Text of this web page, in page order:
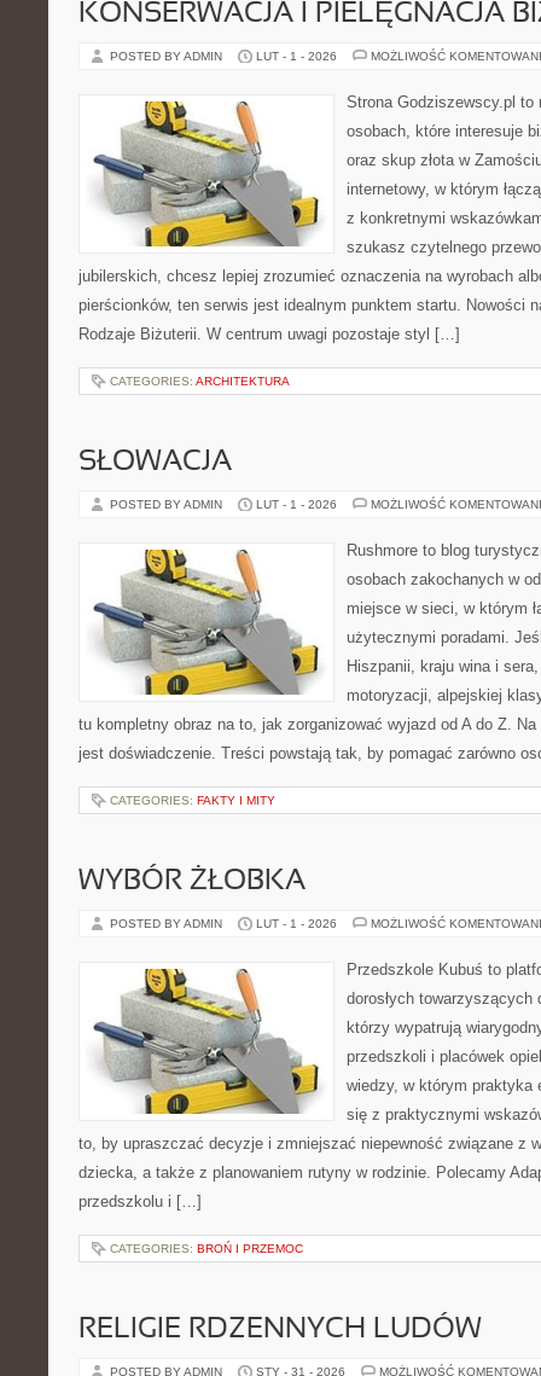
KONSERWACJA I PIELĘGNACJA
POSTED BY ADMIN LUT - 1 - 2026 MOŻLIWOŚĆ
Strona Godziszewscy.pl
osobach, które interesuje
oraz skup złota w
internetowy, w którym
z konkretnymi
szukasz czytelnego
jubilerskich, chcesz lepiej zrozumieć oznaczenia na wyrobach
pierścionków, ten serwis jest idealnym punktem startu. Nowości
Rodzaje Biżuterii. W centrum uwagi pozostaje styl […]
CATEGORIES: ARCHITEKTURA
SŁOWACJA
POSTED BY ADMIN LUT - 1 - 2026 MOŻLIWOŚĆ
Rushmore to blog
osobach zakochanych w
miejsce w sieci, w którym
użytecznymi poradami.
Hiszpanii, kraju wina i
motoryzacji, alpejskiej
tu kompletny obraz na to, jak zorganizować wyjazd od A do Z.
jest doświadczenie. Treści powstają tak, by pomagać zarówno
CATEGORIES: FAKTY I MITY
WYBÓR ŻŁOBKA
POSTED BY ADMIN LUT - 1 - 2026 MOŻLIWOŚĆ
Przedszkole Kubuś to
dorosłych
którzy wypatrują
przedszkoli i placówek
wiedzy, w którym praktyka
się z praktycznymi
to, by upraszczać decyzje i zmniejszać niepewność związane z
dziecka, a także z planowaniem rutyny w rodzinie. Polecamy
przedszkolu i […]
CATEGORIES: BROŃ I PRZEMOC
RELIGIE RDZENNYCH LUDÓW
POSTED BY ADMIN STY - 31 - 2026 MOŻLIWOŚĆ